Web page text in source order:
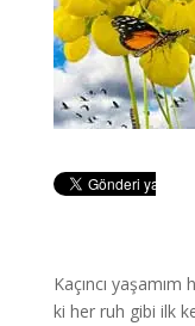
Kaçıncı
ki her ruh gibi ilk